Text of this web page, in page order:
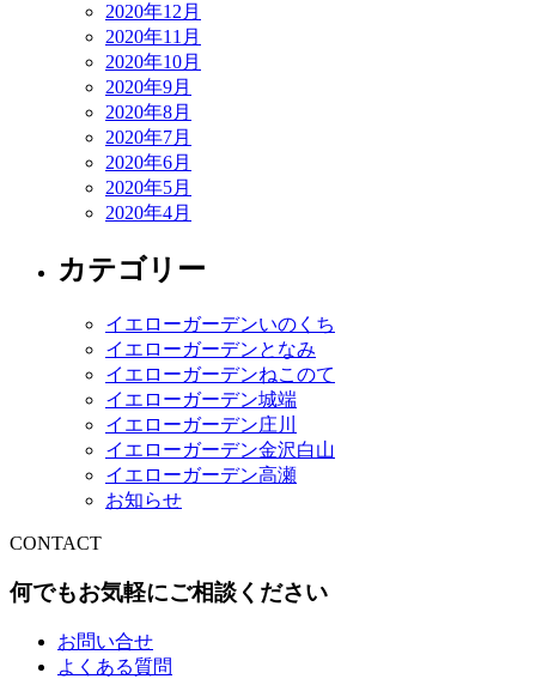
2020年12月
2020年11月
2020年10月
2020年9月
2020年8月
2020年7月
2020年6月
2020年5月
2020年4月
カテゴリー
イエローガーデンいのくち
イエローガーデンとなみ
イエローガーデンねこのて
イエローガーデン城端
イエローガーデン庄川
イエローガーデン金沢白山
イエローガーデン高瀬
お知らせ
CONTACT
何でもお気軽にご相談ください
お問い合せ
よくある質問